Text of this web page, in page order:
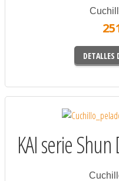
DETALLES
KAI serie